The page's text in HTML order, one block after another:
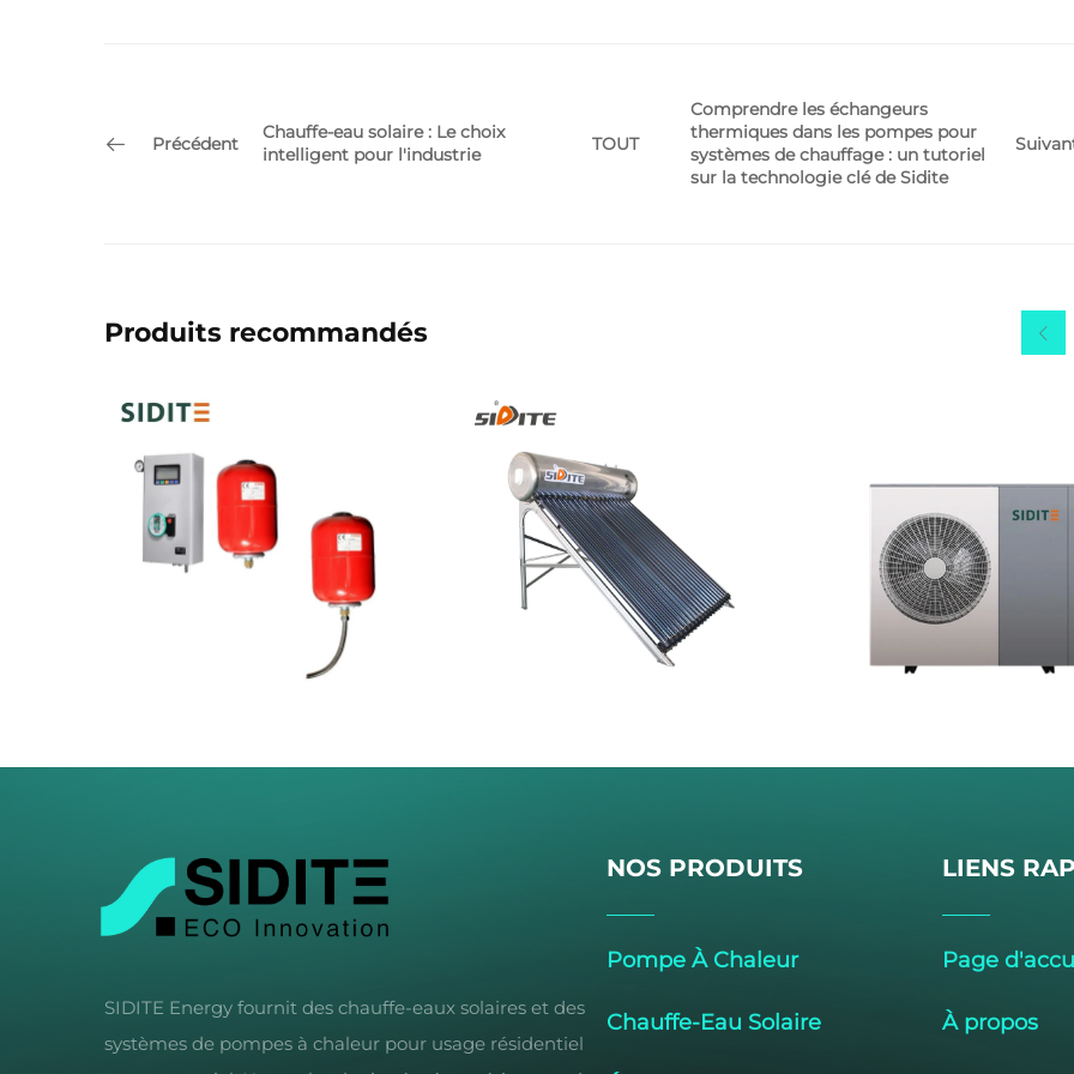
Précédent
Chauffe-eau solaire : Le choix
intelligent pour l'industrie
TOUT
Comprendre les échangeurs
thermiques dans les pompes pour
systèmes de chauffage : un tutoriel
sur la technologie clé de Sidite
Produits recommandés
SIDITE Energy fournit des chauffe-eaux solaires et des
systèmes de pompes à chaleur pour usage résidentiel
NOS PRODUITS
Pompe À Chaleur
Chauffe-Eau Solaire
LIENS
Page
À propos